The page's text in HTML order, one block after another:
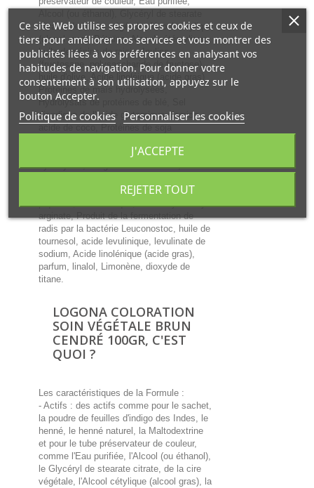
citrate, de la cire végétale, Alcool cétylique
(alcool gras), Bétaïne, Alcool cétéarylique,
huile de pépins de raisin, Inuline
(fructosane, polysaccharide de fructose),
huile d'olive, Acide linoléique (acide gras),
Protéines de maïs hydrolysées,
Hydrolysats de protéines de blé, Sel
disodique de l'acide glutamique d'amide
(acide aminé), Esters de jojoba
hydrolysés, sel glutamate de coco, Citrate
citrique), vitamine E, extrait d'ortie
piquante, acide citrique, PCA ethyl cocoyl
arginate, Produit de la fermentation de
radis par la bactérie Leuconostoc, huile de
tournesol, acide levulinique, levulinate de
sodium, Acide linolénique (acide gras),
parfum, linalol, Limonène, dioxyde de
titane.
LOGONA COLORATION
SOIN VÉGÉTALE BRUN
CENDRÉ 100GR, C'EST
QUOI ?
Les caractéristiques de la Formule :
- Actifs : des actifs comme pour le sachet,
la poudre de feuilles d'indigo des Indes, le
henné, le henné naturel, la Maltodextrine
et pour le tube préservateur de couleur,
comme l'Eau purifiée, l'Alcool (ou éthanol),
le Glycéryl de stearate citrate, de la cire
végétale, l'Alcool cétylique (alcool gras), la
Ce site Web utilise ses propres cookies et ceux de
tiers pour améliorer nos services et vous montrer des
publicités liées à vos préférences en analysant vos
habitudes de navigation. Pour donner votre
consentement à son utilisation, appuyez sur le
bouton Accepter.
Politique de cookies Personnaliser les cookies
REJETER TOUT
J'ACCEPTE